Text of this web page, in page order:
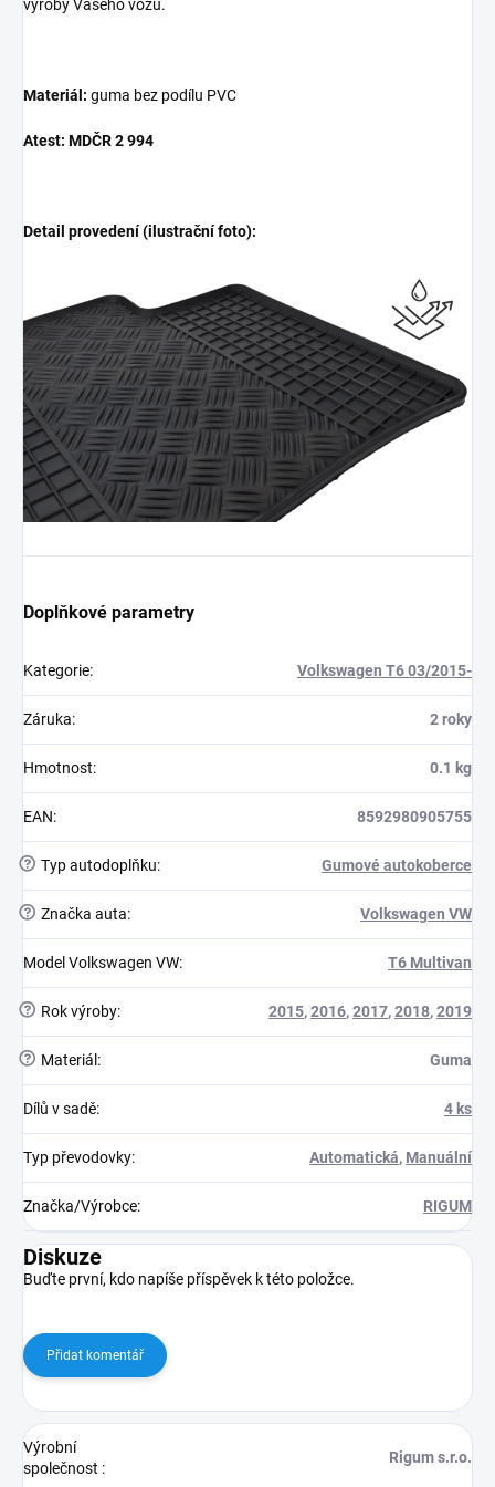
výroby Vašeho vozu.
Materiál: guma bez podílu PVC
Atest: MDČR 2 994
Detail provedení (ilustrační foto):
Doplňkové parametry
Kategorie: Volkswagen T6 03/2015-
Záruka: 2 roky
Hmotnost: 0.1 kg
EAN: 8592980905755
? Typ autodoplňku: Gumové autokoberce
? Značka auta: Volkswagen VW
Model Volkswagen VW: T6 Multivan
? Rok výroby: 2015,2016,2017,2018,2019
? Materiál : Guma
Dílů v sadě: 4 ks
Typ převodovky: Automatická, Manuální
Značka/Výrobce: RIGUM
Diskuze
Buďte první, kdo napíše příspěvek k této položce.
Přidat komentář
Výrobní
společnost :
Rigum s.r.o.